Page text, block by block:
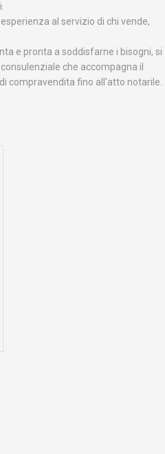
al servizio di chi vende,
e pronta a soddisfarne i bisogni, si
che accompagna il
compravendita fino all'atto notarile.